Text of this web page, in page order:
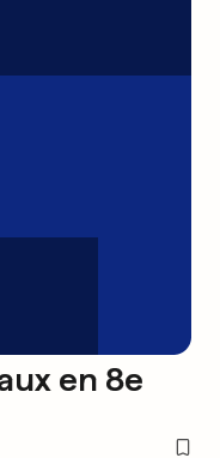
en 8e